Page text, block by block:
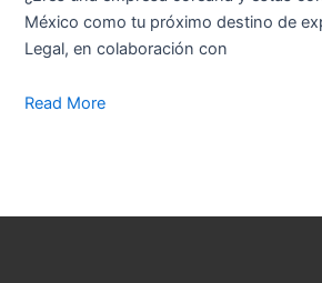
México como tu próximo destino de
Legal, en colaboración con
Read More